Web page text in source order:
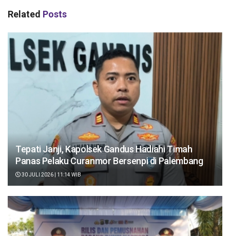
Related Posts
Tepati Janji, Kapolsek Gandus Hadiahi Timah
Panas Pelaku Curanmor Bersenpi di Palembang
30 JULI 2026 | 11:14 WIB